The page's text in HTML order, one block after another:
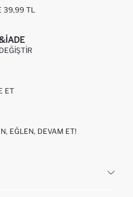
39,99 TL
ET
EĞLEN, DEVAM ET!